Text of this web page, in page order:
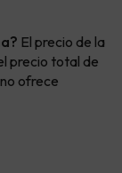
El precio de la
precio total de
ofrece